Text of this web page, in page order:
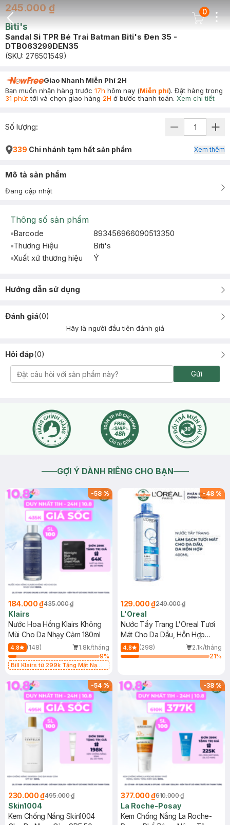
Back Icon
Cart Icon
0
245.000 ₫
Biti's
Sandal Si TPR Bé Trai Batman Biti's Đen 35 -
DTB063299DEN35
(SKU: 276501549)
Giao Nhanh Miễn Phí 2H
Bạn muốn nhận hàng trước 17h hôm nay (Miễn phí). Đặt hàng trong
31 phúttới và chọn giao hàng 2H ở bước thanh toán. Xem chi tiết
Số lượng:
339 Chi nhánh tạm hết sản phẩm Xem thêm
Mô tả sản phẩm
Đang cập nhật
Thông số sản phẩm
Barcode
893456966090513350
Thương Hiệu
Biti's
Xuất xứ thương hiệu
Ý
Hướng dẫn sử dụng
Đánh giá(0)
Hãy là người đầu tiên đánh giá
Hỏi đáp(0)
Gửi
GỢI Ý DÀNH RIÊNG CHO BẠN
-58%
184.000 ₫435.000 ₫
Klairs
Nước Hoa Hồng Klairs Không
Mùi Cho Da Nhạy Cảm 180ml
4.8 (148)
1.8k/tháng
9%
Bill Klairs từ 299k Tặng Mặt Nạ
25ml (SL Có Hạn)
-48 %
129.000 ₫249.000 ₫
L'Oreal
Nước Tẩy Trang L'Oreal Tươi
Mát Cho Da Dầu, Hỗn Hợp
400ml
4.8 (298)
2.1k/tháng
21%
-54%
230.000 ₫495.000 ₫
Skin1004
Kem Chống Nắng Skin1004
-38%
377.000 ₫610.000 ₫
La Roche-Posay
Kem Chống Nắng La Roche-